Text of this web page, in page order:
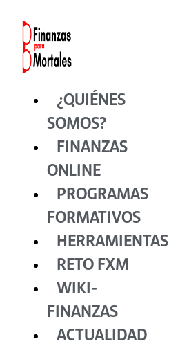
contenido
¿QUIÉNES
SOMOS?
FINANZAS
ONLINE
PROGRAMAS
FORMATIVOS
HERRAMIENTAS
RETO FXM
WIKI-
FINANZAS
ACTUALIDAD